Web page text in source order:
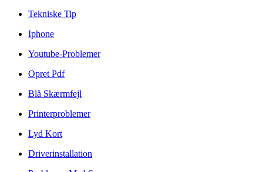
Tekniske Tip
Iphone
Youtube-Problemer
Opret Pdf
Blå Skærmfejl
Printerproblemer
Lyd Kort
Driverinstallation